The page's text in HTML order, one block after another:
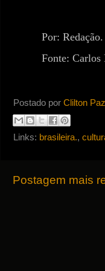
Por: Redação.
Fonte: Carlos
Postado por Clilton Paz
Links: brasileira.,
Postagem mais